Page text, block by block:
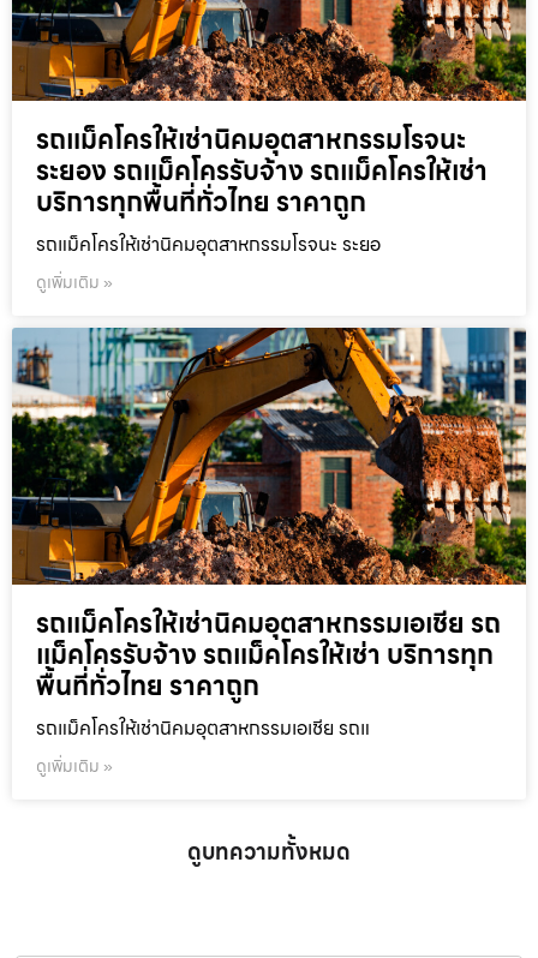
รถแม็คโครให้เช่านิคมอุตสาหกรรมโรจนะ
ระยอง รถแม็คโครรับจ้าง รถแม็คโครให้เช่า
บริการทุกพื้นที่ทั่วไทย ราคาถูก
รถแม็คโครให้เช่านิคมอุตสาหกรรมโรจนะ ระยอ
ดูเพิ่มเติม »
รถแม็คโครให้เช่านิคมอุตสาหกรรมเอเชีย รถ
แม็คโครรับจ้าง รถแม็คโครให้เช่า บริการทุก
พื้นที่ทั่วไทย ราคาถูก
รถแม็คโครให้เช่านิคมอุตสาหกรรมเอเชีย รถแ
ดูเพิ่มเติม »
ดูบทความทั้งหมด